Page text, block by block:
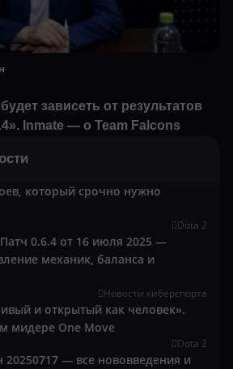
зависеть от результатов
Inmate — о Team Falcons
который срочно нужно
Dota 2
0.6.4 от 16 июля 2025 —
механик, баланса и
Новости киберспорта
и открытый как человек».
мидере One Move
Dota 2
20250717 — все нововведения и